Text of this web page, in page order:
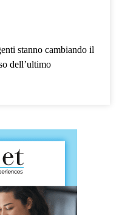
stanno cambiando il
dell’ultimo